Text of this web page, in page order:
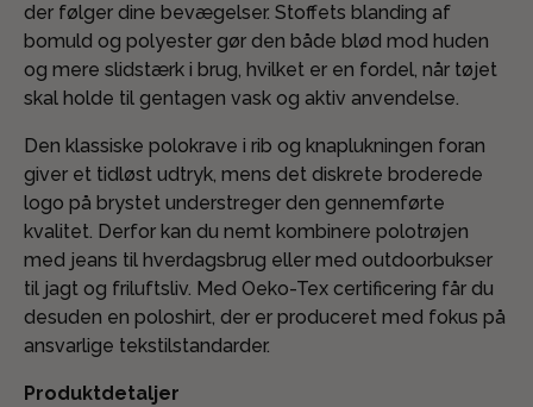
der følger dine bevægelser. Stoffets blanding af
bomuld og polyester gør den både blød mod huden
og mere slidstærk i brug, hvilket er en fordel, når tøjet
skal holde til gentagen vask og aktiv anvendelse.
Den klassiske polokrave i rib og knaplukningen foran
giver et tidløst udtryk, mens det diskrete broderede
logo på brystet understreger den gennemførte
kvalitet. Derfor kan du nemt kombinere polotrøjen
med jeans til hverdagsbrug eller med outdoorbukser
til jagt og friluftsliv. Med Oeko-Tex certificering får du
desuden en poloshirt, der er produceret med fokus på
ansvarlige tekstilstandarder.
Produktdetaljer